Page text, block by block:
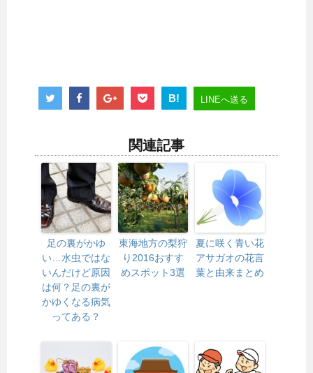
B! LINEへ送る
関連記事
足の裏がかゆ
い…水虫ではな
いんだけど原因
は何？足の裏が
かゆくなる病気
ってある？
東海地方の梨狩
り2016おすす
めスポット3選
夏に咲く青い花
アサガオの花言
葉と由来まとめ